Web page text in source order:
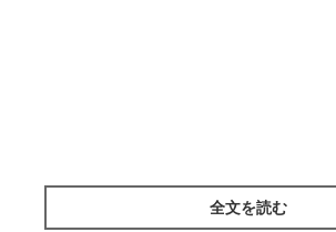
全文を読む